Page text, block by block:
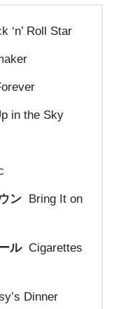
‘n’ Roll Star
in the Sky
ンBring It on
ルCigarettes
Dinner